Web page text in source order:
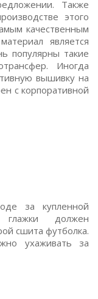
Также
этого
качественным
является
популярны такие
Иногда
вышивку на
с корпоративной
за купленной
должен
сшита футболка.
ухаживать за